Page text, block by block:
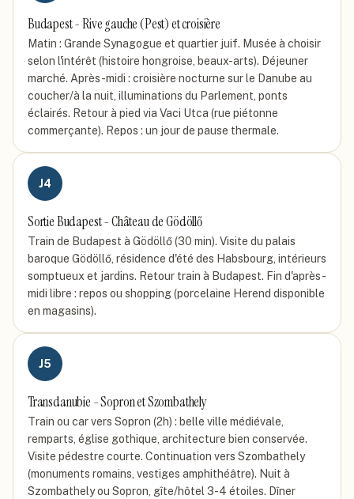
Budapest - Rive gauche (Pest) et croisière
Matin : Grande Synagogue et quartier juif. Musée à choisir
selon l'intérêt (histoire hongroise, beaux-arts). Déjeuner
marché. Après-midi : croisière nocturne sur le Danube au
coucher/à la nuit, illuminations du Parlement, ponts
éclairés. Retour à pied via Vaci Utca (rue piétonne
commerçante). Repos : un jour de pause thermale.
J4
Sortie Budapest - Château de Gödöllő
Train de Budapest à Gödöllő (30 min). Visite du palais
baroque Gödöllő, résidence d'été des Habsbourg, intérieurs
somptueux et jardins. Retour train à Budapest. Fin d'après-
midi libre : repos ou shopping (porcelaine Herend disponible
en magasins).
J5
Transdanubie - Sopron et Szombathely
Train ou car vers Sopron (2h) : belle ville médiévale,
remparts, église gothique, architecture bien conservée.
Visite pédestre courte. Continuation vers Szombathely
(monuments romains, vestiges amphithéâtre). Nuit à
Szombathely ou Sopron, gîte/hôtel 3-4 étoiles. Dîner